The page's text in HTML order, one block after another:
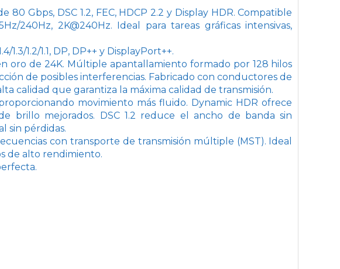
Gbps, DSC 1.2, FEC, HDCP 2.2 y Display HDR. Compatible
240Hz, 2K@240Hz. Ideal para tareas gráficas intensivas,
1.2/1.1, DP, DP++ y DisplayPort++.
oro de 24K. Múltiple apantallamiento formado por 128 hilos
de posibles interferencias. Fabricado con conductores de
calidad que garantiza la máxima calidad de transmisión.
movimiento más fluido. Dynamic HDR ofrece
brillo mejorados. DSC 1.2 reduce el ancho de banda sin
sin pérdidas.
con transporte de transmisión múltiple (MST). Ideal
de alto rendimiento.